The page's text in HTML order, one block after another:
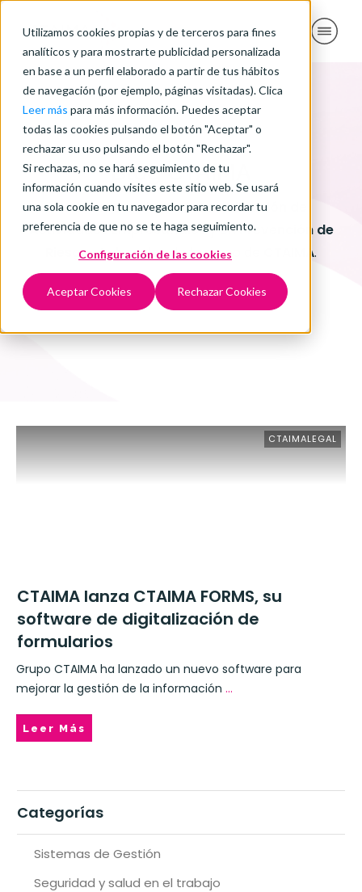
Utilizamos cookies propias y de terceros para fines
analíticos y para mostrarte publicidad personalizada
en base a un perfil elaborado a partir de tus hábitos
de navegación (por ejemplo, páginas visitadas). Clica
Leer más para más información. Puedes aceptar
todas las cookies pulsando el botón "Aceptar" o
rechazar su uso pulsando el botón "Rechazar".
Si rechazas, no se hará seguimiento de tu
información cuando visites este sitio web. Se usará
una sola cookie en tu navegador para recordar tu
preferencia de que no se te haga seguimiento.
Configuración de las cookies
Aceptar Cookies Rechazar Cookies
Blog CTAIMA
Toda la actualidad enCoordinación de
Actividades Empresarialesy enPrevención de
Riesgos Laboralesde la mano de CTAIMA.
CTAIMALEGAL
CTAIMA lanza CTAIMA FORMS, su
software de digitalización de
formularios
Grupo CTAIMA ha lanzado un nuevo software para
mejorar la gestión de la información ...
Leer Más
Categorías
Sistemas de Gestión
Seguridad y salud en el trabajo